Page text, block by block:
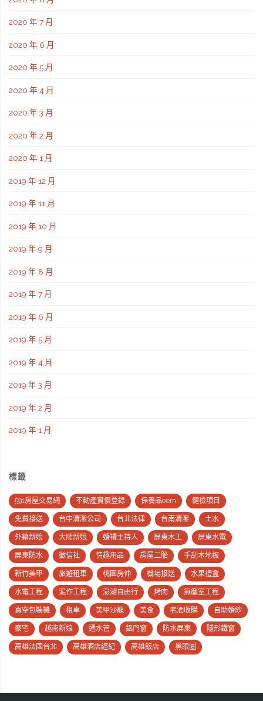
2020 年 7 月
2020 年 6 月
2020 年 5 月
2020 年 4 月
2020 年 3 月
2020 年 2 月
2020 年 1 月
2019 年 12 月
2019 年 11 月
2019 年 10 月
2019 年 9 月
2019 年 8 月
2019 年 7 月
2019 年 6 月
2019 年 5 月
2019 年 4 月
2019 年 3 月
2019 年 2 月
2019 年 1 月
標籤
591房屋交易網 不動產實價登錄 保養品oem 健檢項目
免費接送 台中清潔公司 台北法律 台南清潔 土水
外籍新娘 大陸新娘 婚禮主持人 屏東木工 屏東水電
屏東防水 徵信社 情趣用品 房屋二胎 手刮木地板
新竹美甲 旅遊租車 桃園房仲 機場接送 水果禮盒
水電工程 泥作工程 澎湖自由行 烤肉 無塵室工程
真空包裝機 租車 美甲沙龍 美食 老酒收購 自助婚紗
豪宅 越南新娘 通水管 鋁門窗 防水屏東 隱形鐵窗
高雄法國台北 高雄酒店經紀 高雄飯店 黑眼圈